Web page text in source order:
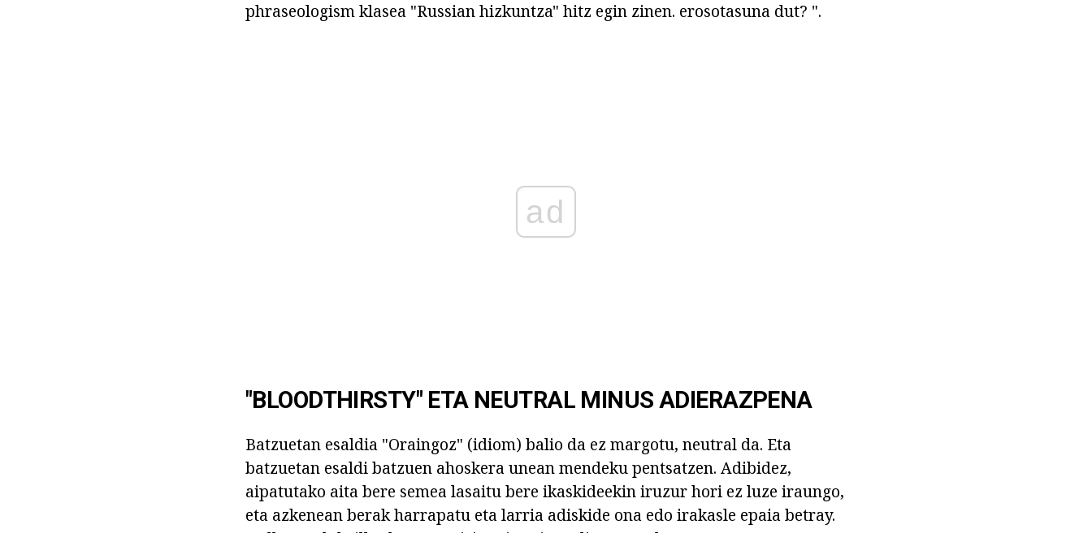
phraseologism klasea "Russian hizkuntza" hitz egin zinen. erosotasuna dut? ".
ad
"BLOODTHIRSTY" ETA NEUTRAL MINUS ADIERAZPENA
Batzuetan esaldia "Oraingoz" (idiom) balio da ez margotu, neutral da. Eta
batzuetan esaldi batzuen ahoskera unean mendeku pentsatzen. Adibidez,
aipatutako aita bere semea lasaitu bere ikaskideekin iruzur hori ez luze iraungo,
eta azkenean berak harrapatu eta larria adiskide ona edo irakasle epaia betray.